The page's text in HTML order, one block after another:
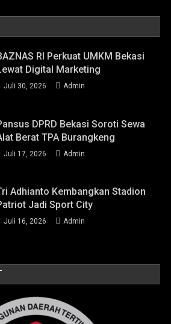
RI Perkuat UMKM Bekasi
Digital Marketing
Juli 30, 2026 Admin
DPRD Bekasi Soroti Sewa
Berat TPA Burangkeng
Juli 17, 2026 Admin
Adhianto Kembangkan Stadion
Jadi Sport City
Juli 16, 2026 Admin